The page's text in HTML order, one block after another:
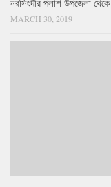
MARCH 30, 2019